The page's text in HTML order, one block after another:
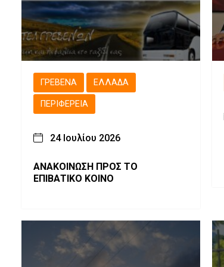
ΓΡΕΒΕΝΆ ΕΛΛΆΔΑ
ΠΕΡΙΦΈΡΕΙΑ
24 Ιουλίου 2026
ΑΝΑΚΟΙΝΩΣΗ ΠΡΟΣ ΤΟ
ΕΠΙΒΑΤΙΚΟ ΚΟΙΝΟ